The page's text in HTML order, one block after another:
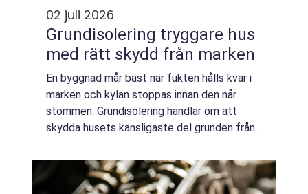
02 juli 2026
Grundisolering tryggare hus
med rätt skydd från marken
En byggnad mår bäst när fukten hålls kvar i
marken och kylan stoppas innan den når
stommen. Grundisolering handlar om att
skydda husets känsligaste del grunden från
samspelar på rätt sätt minskar risken för sk...